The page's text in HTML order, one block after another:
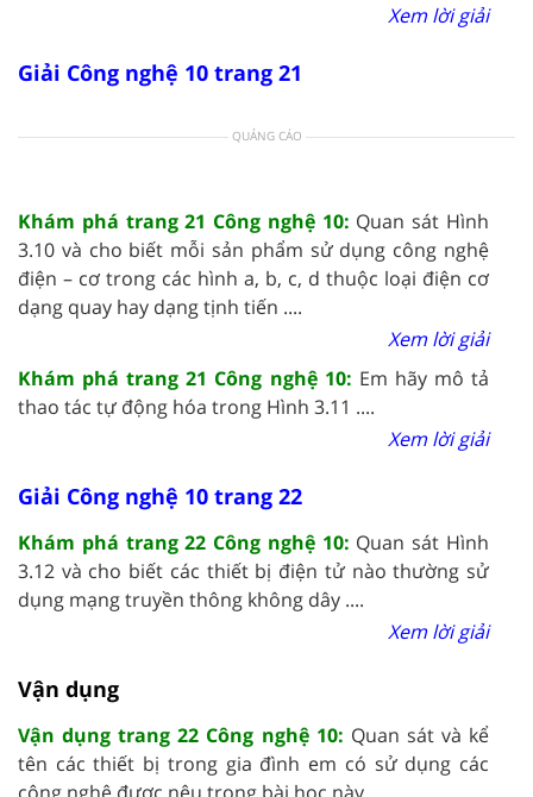
Xem lời giải
Giải Công nghệ 10 trang 21
QUẢNG CÁO
Khám phá trang 21 Công nghệ 10: Quan sát Hình
3.10 và cho biết mỗi sản phẩm sử dụng công nghệ
điện – cơ trong các hình a, b, c, d thuộc loại điện cơ
dạng quay hay dạng tịnh tiến ....
Xem lời giải
Khám phá trang 21 Công nghệ 10: Em hãy mô tả
thao tác tự động hóa trong Hình 3.11 ....
Xem lời giải
Giải Công nghệ 10 trang 22
Khám phá trang 22 Công nghệ 10: Quan sát Hình
3.12 và cho biết các thiết bị điện tử nào thường sử
dụng mạng truyền thông không dây ....
Xem lời giải
Vận dụng
Vận dụng trang 22 Công nghệ 10: Quan sát và kể
tên các thiết bị trong gia đình em có sử dụng các